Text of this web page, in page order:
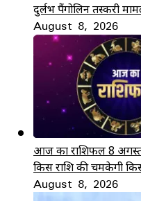
दुर्लभ पैंगोलिन तस्करी
August 8, 2026
आज का राशिफल 8 अगस्त
किस राशि की चमकेगी
August 8, 2026